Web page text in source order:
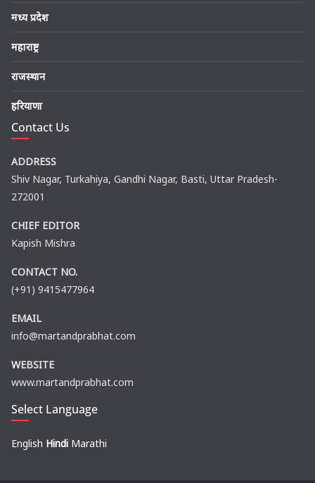
मध्य प्रदेश
महाराष्ट्र
राजस्थान
हरियाणा
Contact Us
ADDRESS
Shiv Nagar, Turkahiya, Gandhi Nagar, Basti, Uttar Pradesh-
272001
CHIEF EDITOR
Kapish Mishra
CONTACT NO.
(+91) 9415477964
EMAIL
info@martandprabhat.com
WEBSITE
www.martandprabhat.com
Select Language
English Hindi Marathi